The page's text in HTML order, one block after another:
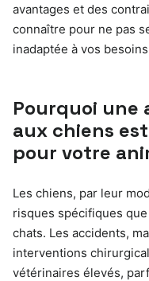
avantages et des
connaître pour ne pas
inadaptée à vos
Pourquoi une
aux chiens
pour votre
Les chiens, par leur
risques spécifiques
chats. Les accidents,
interventions
vétérinaires élevés,